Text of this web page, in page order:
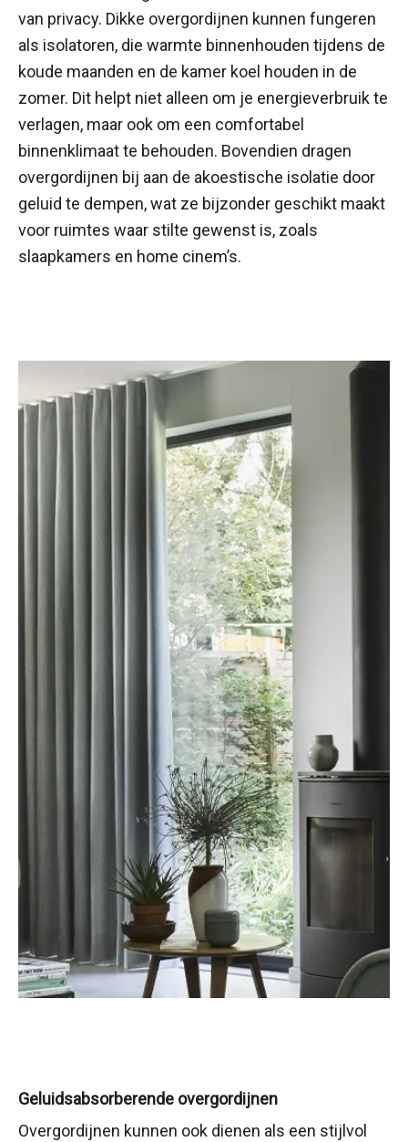
van privacy. Dikke overgordijnen kunnen fungeren
als isolatoren, die warmte binnenhouden tijdens de
koude maanden en de kamer koel houden in de
zomer. Dit helpt niet alleen om je energieverbruik te
verlagen, maar ook om een comfortabel
binnenklimaat te behouden. Bovendien dragen
overgordijnen bij aan de akoestische isolatie door
geluid te dempen, wat ze bijzonder geschikt maakt
voor ruimtes waar stilte gewenst is, zoals
slaapkamers en home cinem’s.
Geluidsabsorberende overgordijnen
Overgordijnen kunnen ook dienen als een stijlvol